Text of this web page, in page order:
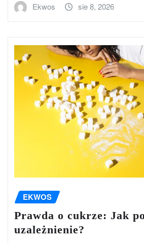
Ekwos sie 8, 2026
EKWOS
Prawda o cukrze: Jak
uzależnienie?